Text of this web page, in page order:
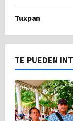
Tuxpan
TE PUEDEN